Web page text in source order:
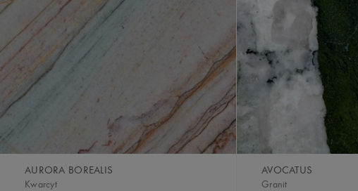
AURORA BOREALIS
Kwarcyt
AVOCATUS
Granit